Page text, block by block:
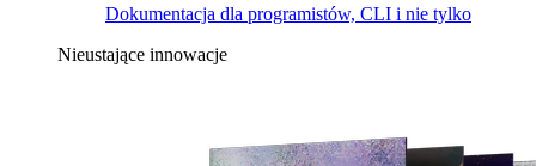
Dokumentacja dla programistów, CLI i nie tylko
Nieustające innowacje